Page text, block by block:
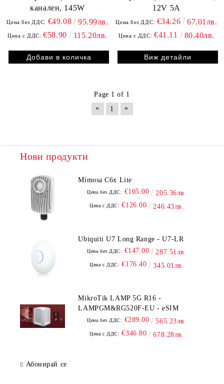
канален, 145W
Цена без ДДС: €49.08 95.99лв.
Цена с ДДС: €58.90 115.20лв.
12V 5A
Цена без ДДС: €34.26 67.01лв.
Цена с ДДС: €41.11 80.40лв.
Виж детайли
Page 1 of 1
«
1 »
Нови продукти
Mimosa C6x Lite
Цена без ДДС: €105.00 205.36лв.
Цена с ДДС: €126.00 246.43лв.
Ubiquiti U7 Long Range - U7-LR
Цена без ДДС: €147.00 287.51лв.
Цена с ДДС: €176.40 345.01лв.
MikroTik LAMP 5G R16 -
LAMPGM&RG520F-EU - eSIM
Цена без ДДС: €289.00 565.23лв.
Цена с ДДС: €346.80 678.28лв.
Абонирай се